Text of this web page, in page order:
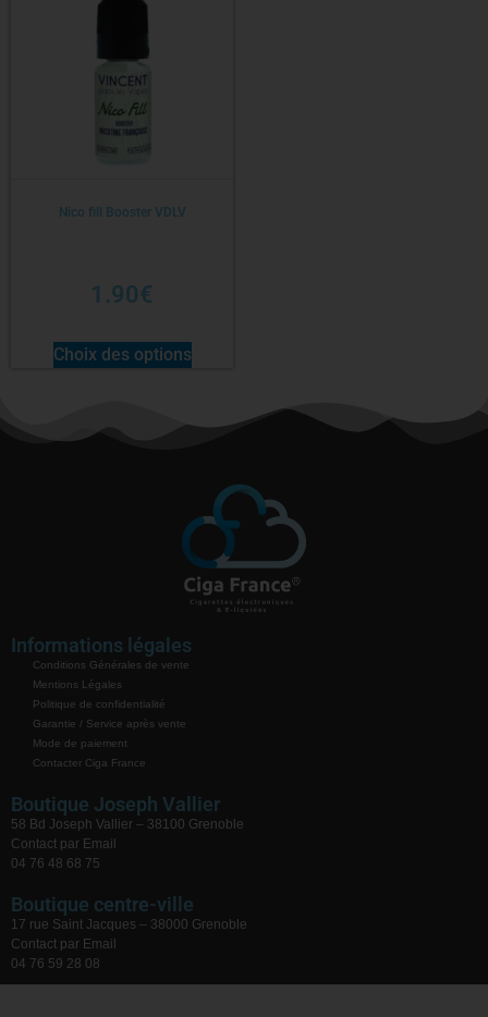
Nico fill Booster VDLV
1.90€
Choix des options
Informations légales
Conditions Générales de vente
Mentions Légales
Politique de confidentialité
Garantie / Service après vente
Mode de paiement
Contacter Ciga France
Boutique Joseph Vallier
58 Bd Joseph Vallier – 38100 Grenoble
Contact par Email
04 76 48 68 75
Boutique centre-ville
17 rue Saint Jacques – 38000 Grenoble
Contact par Email
04 76 59 28 08